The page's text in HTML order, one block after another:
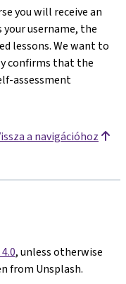
you will receive an
username, the
lessons. We want to
confirms that the
assessment
a navigációhoz
, unless otherwise
from Unsplash.